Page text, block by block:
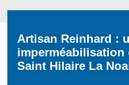
Artisan Reinhard :
imperméabilisation
Saint Hilaire La